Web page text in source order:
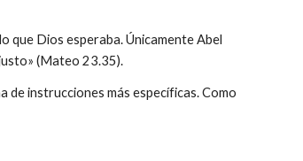
que Dios esperaba. Únicamente Abel
(Mateo 23.35).
de instrucciones más específicas. Como